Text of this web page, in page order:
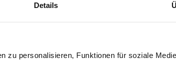
Details
zu personalisieren, Funktionen für soziale